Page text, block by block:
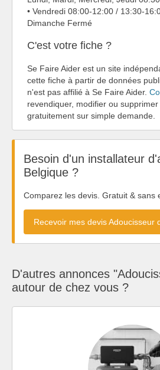
• Vendredi 08:00-12:00 / 13:30-
Dimanche Fermé
C'est votre fiche ?
Se Faire Aider est un site
cette fiche à partir de données
n'est pas affilié à Se Faire Aider.
revendiquer, modifier ou
gratuitement sur simple demande.
Besoin d'un installateur
Belgique ?
Comparez les devis. Gratuit & sans
Recevoir mes devis Adoucisseur
D'autres annonces
autour de chez vous ?